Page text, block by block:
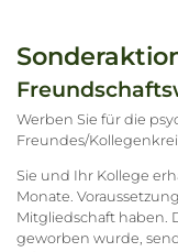
Werben Sie für die
Freundes/
Sie und Ihr Kollege
Monate.
Mitgliedschaft haben.
geworben wurde,